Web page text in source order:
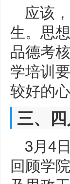
应该
生。思
品德考
学培训
较好的
三、
3月4
回顾学